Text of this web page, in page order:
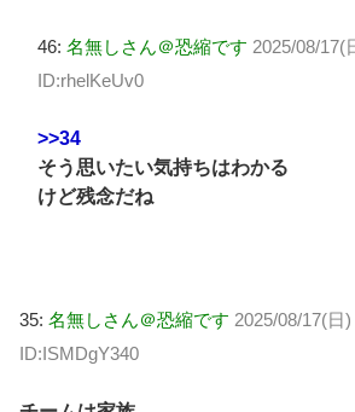
46: 名無しさん＠恐縮です 2025/08/17(
ID:rhelKeUv0
>>34
そう思いたい気持ちはわかる
けど残念だね
35: 名無しさん＠恐縮です 2025/08/17(日
ID:ISMDgY340